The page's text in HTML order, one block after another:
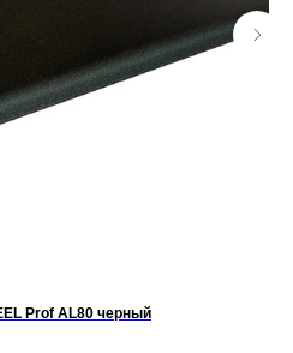
Prof AL80 черный